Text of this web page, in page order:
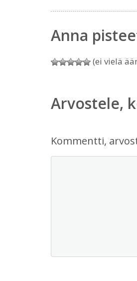
Anna
(ei vielä
Arvostele,
Kommentti,